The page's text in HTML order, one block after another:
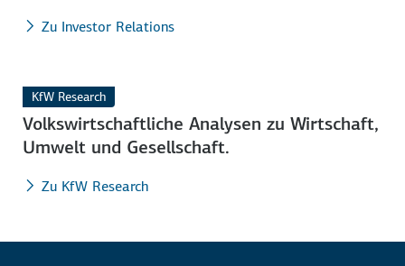
Zu Investor Relations
KfW Research
Volkswirtschaftliche Analysen zu Wirtschaft,
Umwelt und Gesell­schaft.
Zu KfW Research